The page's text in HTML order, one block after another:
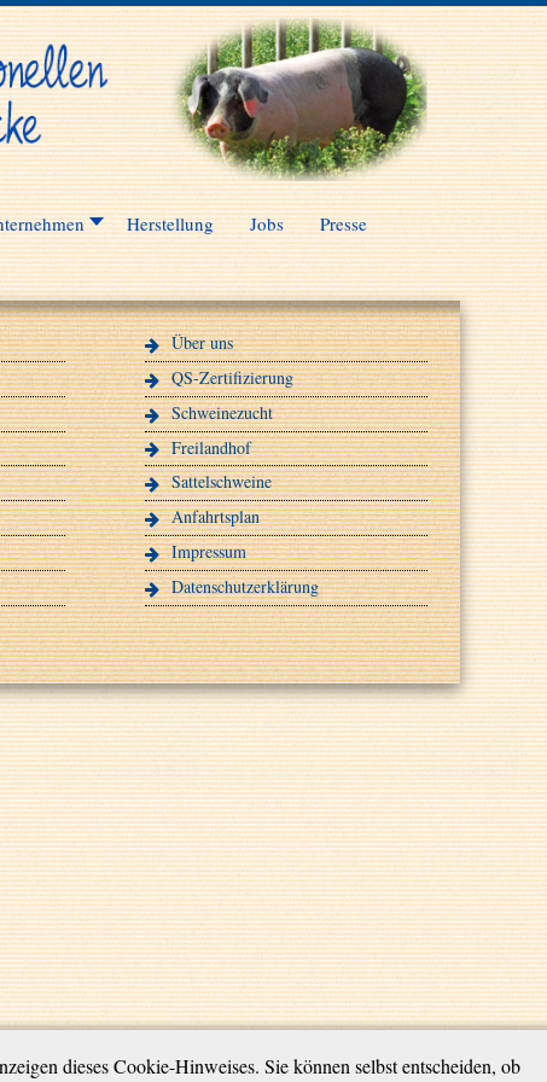
Herstellung Jobs Presse
Über uns
QS-Zertifizierung
Schweinezucht
Freilandhof
Sattelschweine
Anfahrtsplan
Impressum
Datenschutzerklärung
dieses Cookie-Hinweises. Sie können selbst entscheiden, ob